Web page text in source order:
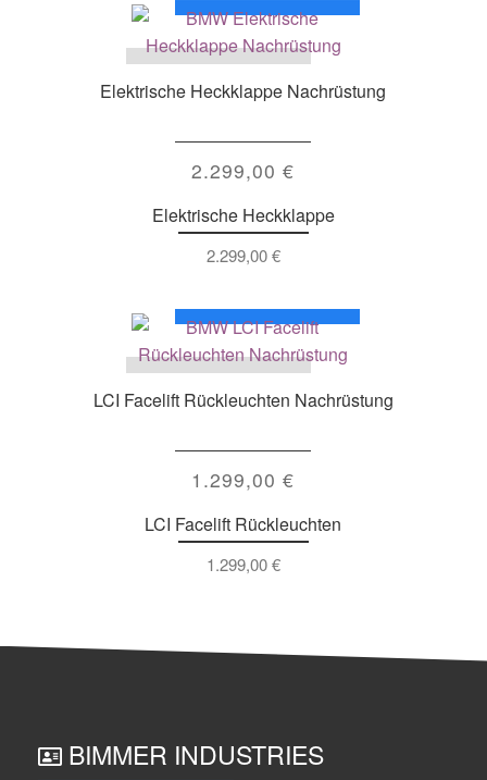
Elektrische Heckklappe Nachrüstung
2.299,00 €
Elektrische Heckklappe
2.299,00€
LCI Facelift Rückleuchten Nachrüstung
1.299,00 €
LCI Facelift Rückleuchten
1.299,00€
BIMMER INDUSTRIES